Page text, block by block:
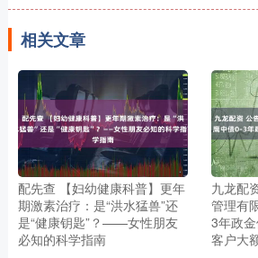
相关文章
配先查 【妇幼健康科普】更年
期激素治疗：是“洪水猛兽”还
是“健康钥匙”？——女性朋友
必知的科学指南
九龙配
管理有
3年政
客户大